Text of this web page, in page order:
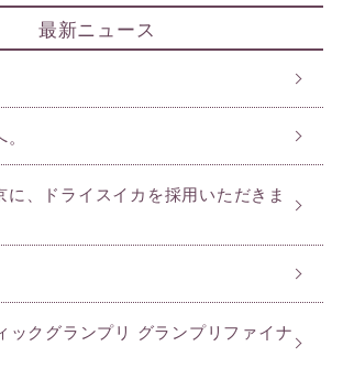
最新ニュース
に、ドライスイカを採用いただきま
ックグランプリ グランプリファイナ